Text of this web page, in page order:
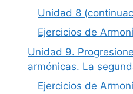
Unidad 8
Ejercicios de
Unidad 9.
armónicas. La
Ejercicios de